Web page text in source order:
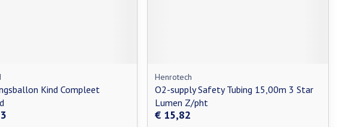
Kind Compleet
Henrotech
O2-supply Safety Tubing 15,00m 3 Star
Lumen Z/pht
€ 15,82